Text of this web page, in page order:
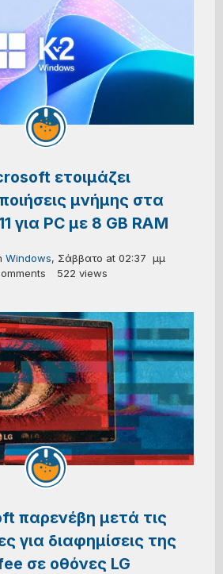
ετοιμάζει
μνήμης στα
για PC με 8 GB RAM
Windows, Σάββατο at 02:37  μμ
522 views
παρενέβη μετά τις
για διαφημίσεις της
σε οθόνες LG